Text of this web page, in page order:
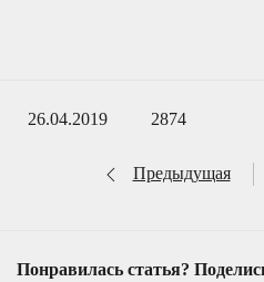
26.04.2019 2874
Предыдущая
Понравилась статья?